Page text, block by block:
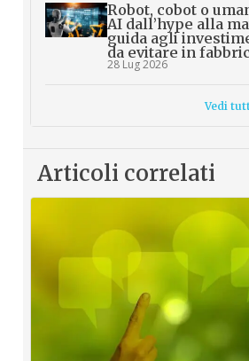
Robot, cobot o
AI dall’hype alla
guida agli
da evitare in
28 Lug 2026
Vedi
Articoli correlati